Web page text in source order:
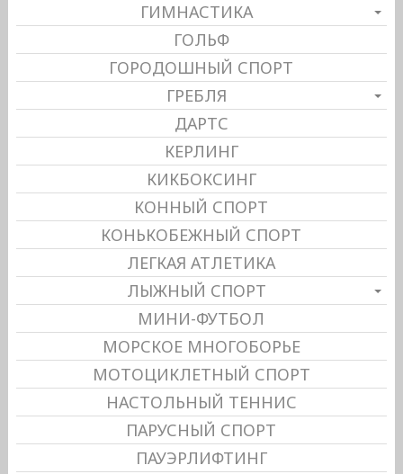
ГИМНАСТИКА
ГОЛЬФ
ГОРОДОШНЫЙ СПОРТ
ГРЕБЛЯ
ДАРТС
КЕРЛИНГ
КИКБОКСИНГ
КОННЫЙ СПОРТ
КОНЬКОБЕЖНЫЙ СПОРТ
ЛЕГКАЯ АТЛЕТИКА
ЛЫЖНЫЙ СПОРТ
МИНИ-ФУТБОЛ
МОРСКОЕ МНОГОБОРЬЕ
МОТОЦИКЛЕТНЫЙ СПОРТ
НАСТОЛЬНЫЙ ТЕННИС
ПАРУСНЫЙ СПОРТ
ПАУЭРЛИФТИНГ